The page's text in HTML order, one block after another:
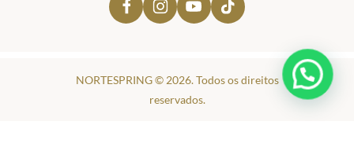
NORTESPRING © 2026. Todos os direitos
reservados.